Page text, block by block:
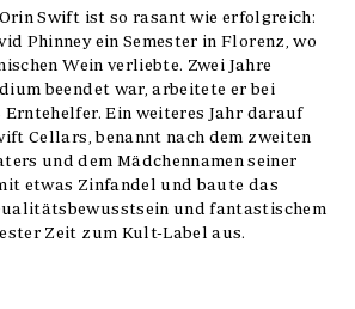
Swift ist so rasant wie erfolgreich:
Phinney ein Semester in Florenz, wo
Wein verliebte. Zwei Jahre
beendet war, arbeitete er bei
Ein weiteres Jahr darauf
Cellars, benannt nach dem zweiten
und dem Mädchennamen seiner
etwas Zinfandel und baute das
und fantastischem
Zeit zum Kult-Label aus.